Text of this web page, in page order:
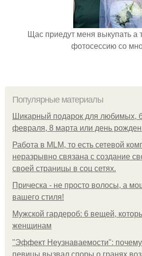
Щас приедут меня выкупать а
фотосессию со
Популярные материалы
Шикарный подарок для любимых,
февраля, 8 марта или день
Работа в MLM, то есть сетевой
неразрывно связана с создание
своей страницы в соц сетях.
Прическа - не просто волосы, а
вашего стиля!
Мужской гардероб: 6 вещей,
женщинам
"Эффект Неузнаваемости":
певицы вызвал споры о гранях